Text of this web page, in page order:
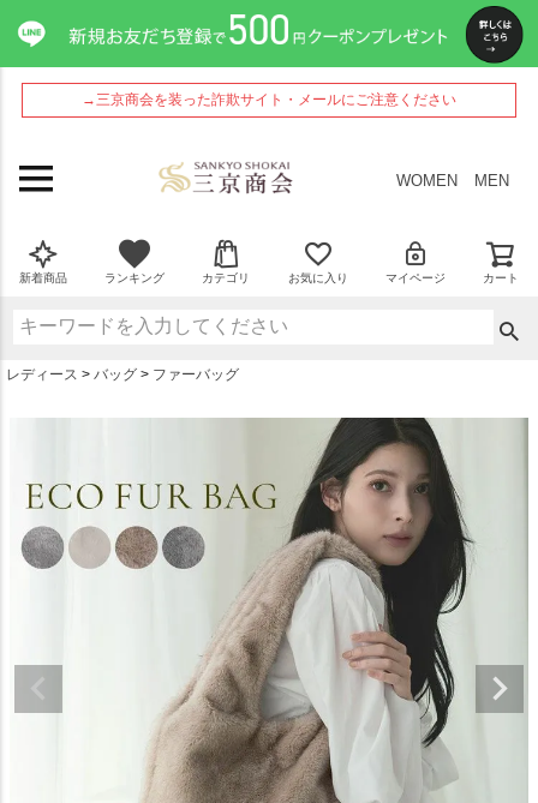
→三京商会を装った詐欺サイト・メールにご注意ください
WOMEN MEN
新着商品 ランキング カテゴリ お気に入り マイページ カート
レディース バッグ ファーバッグ
ペー
ジト
ップ
へ